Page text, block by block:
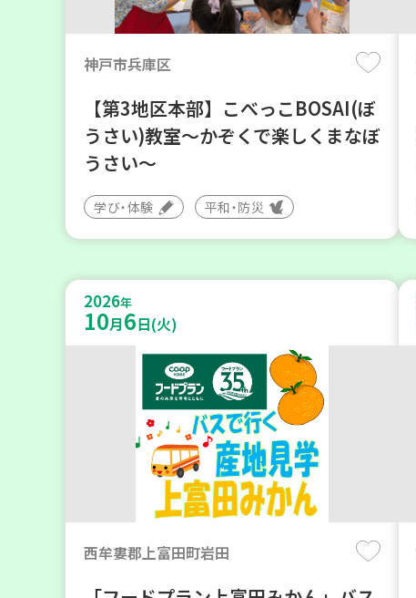
神戸市兵庫区
【第3地区本部】こべっこBOSAI(ぼ
うさい)教室～かぞくで楽しくまなぼ
うさい～
学び・体験 平和・防災
2026年
10月6日(火)
西牟婁郡上富田町岩田